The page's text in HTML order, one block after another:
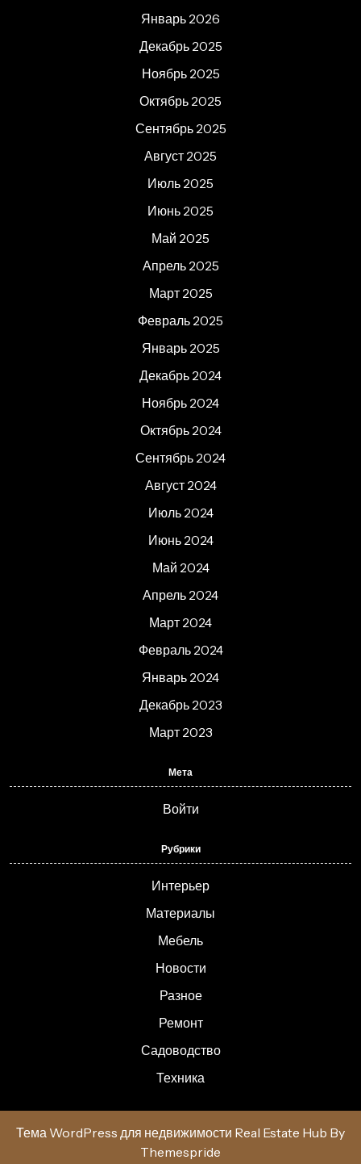
Январь 2026
Декабрь 2025
Ноябрь 2025
Октябрь 2025
Сентябрь 2025
Август 2025
Июль 2025
Июнь 2025
Май 2025
Апрель 2025
Март 2025
Февраль 2025
Январь 2025
Декабрь 2024
Ноябрь 2024
Октябрь 2024
Сентябрь 2024
Август 2024
Июль 2024
Июнь 2024
Май 2024
Апрель 2024
Март 2024
Февраль 2024
Январь 2024
Декабрь 2023
Март 2023
Мета
Войти
Рубрики
Интерьер
Материалы
Мебель
Новости
Разное
Ремонт
Садоводство
Техника
Тема WordPress для недвижимости Real Estate Hub By
Themespride